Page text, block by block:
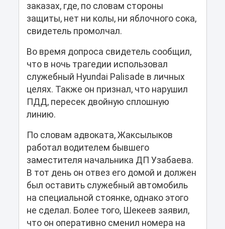
заказах, где, по словам стороны
защиты, нет ни колы, ни яблочного сока,
свидетель промолчал.
Во время допроса свидетель сообщил,
что в ночь трагедии использовал
служебный Hyundai Palisade в личных
целях. Также он признал, что нарушил
ПДД, пересек двойную сплошную
линию.
По словам адвоката, Жаксылыков
работал водителем бывшего
заместителя начальника ДП Узабаева.
В тот день он отвез его домой и должен
был оставить служебный автомобиль
на специальной стоянке, однако этого
не сделал. Более того, Шекеев заявил,
что он оперативно сменил номера на